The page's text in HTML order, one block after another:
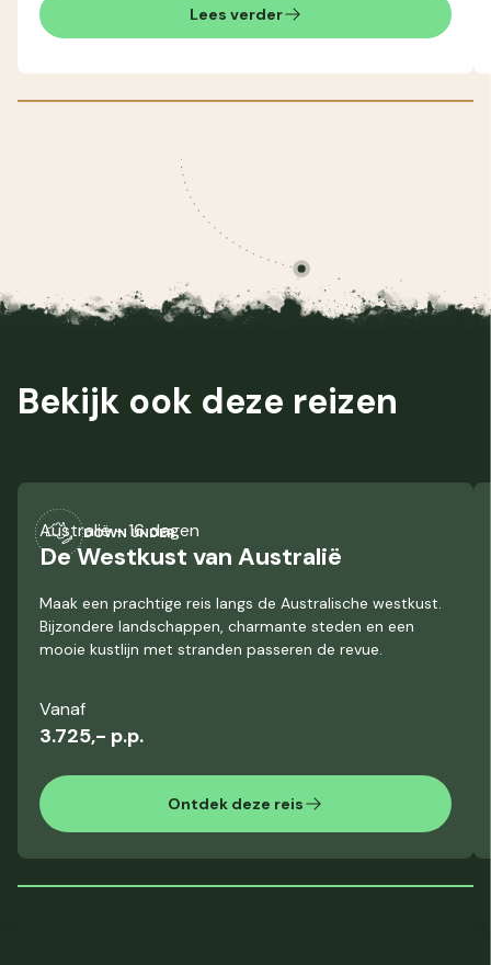
Genoeg om over te vertellen, maar wat het eigenlijk is
wat mij zo trekt valt moeilijk uit te leggen. Want hoe legt
Lees verder
Bekijk ook deze reizen
DOWN UNDER
Australië- 16 dagen
De Westkust van Australië
Maak een prachtige reis langs de Australische westkust.
Bijzondere landschappen, charmante steden en een
mooie kustlijn met stranden passeren de revue.
Ontdek deze reis
Vanaf
3.725,- p.p.